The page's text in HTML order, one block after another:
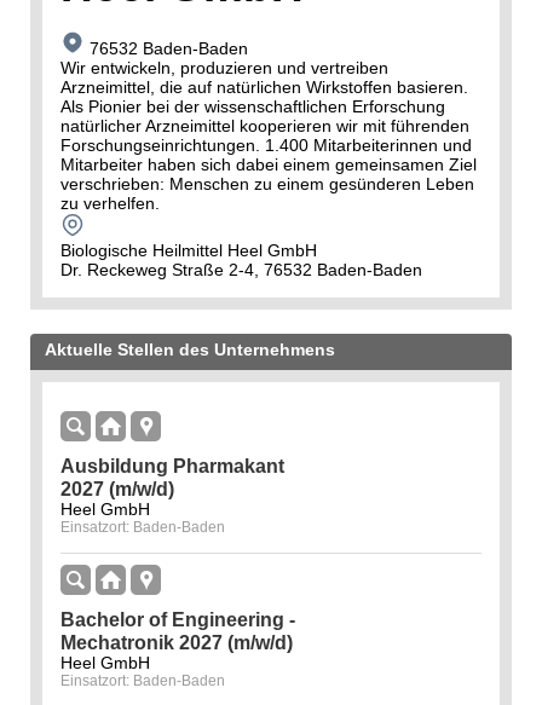
76532 Baden-Baden
Wir entwickeln, produzieren und vertreiben
Arzneimittel, die auf natürlichen Wirk­stoffen basieren.
Als Pionier bei der wissen­schaftlichen Erforschung
natürlicher Arzneimittel kooperieren wir mit führenden
Forschungs­einrichtungen. 1.400 Mitarbeiterinnen und
Mitarbeiter haben sich dabei einem gemeinsamen Ziel
verschrieben: Menschen zu einem gesünderen Leben
zu verhelfen.
Biologische Heilmittel Heel GmbH
Dr. Reckeweg Straße 2-4, 76532 Baden-Baden
Aktuelle Stellen des Unternehmens
Ausbildung Pharmakant
2027 (m/w/d)
Heel GmbH
Einsatzort: Baden-Baden
Bachelor of Engineering -
Mechatronik 2027 (m/w/d)
Heel GmbH
Einsatzort: Baden-Baden